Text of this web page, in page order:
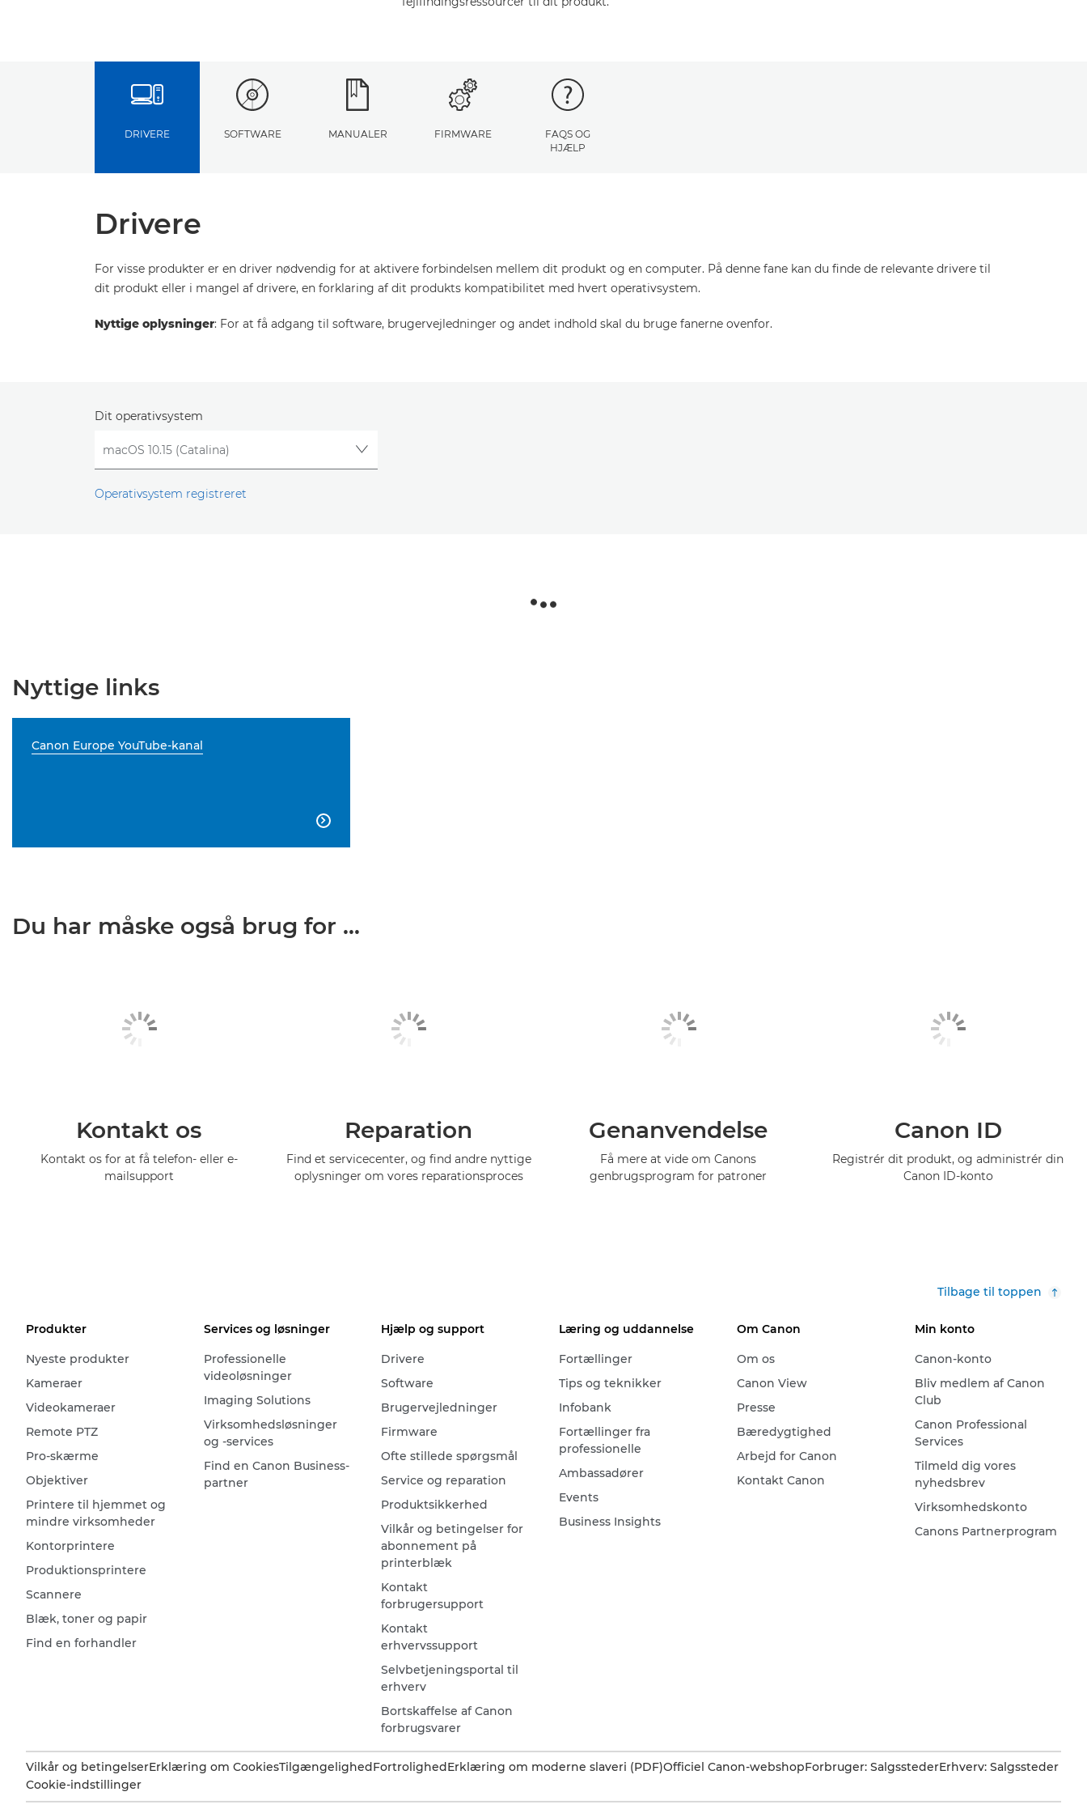
DRIVERE SOFTWARE MANUALER FIRMWARE
FAQS OG
HJÆLP
Drivere
For visse produkter er en driver nødvendig for at aktivere forbindelsen mellem dit produkt og en computer. På denne fane kan du finde de relevante drivere til
dit produkt eller i mangel af drivere, en forklaring af dit produkts kompatibilitet med hvert operativsystem.
Nyttige oplysninger: For at få adgang til software, brugervejledninger og andet indhold skal du bruge fanerne ovenfor.
Dit operativsystem
Operativsystem registreret
Nyttige links
Canon Europe YouTube-kanal

Du har måske også brug for ...
Kontakt os
Kontakt os for at få telefon- eller e-
mailsupport
Reparation
Find et servicecenter, og find andre nyttige
oplysninger om vores reparationsproces
Genanvendelse
Få mere at vide om Canons
genbrugsprogram for patroner
Canon ID
Registrér dit produkt, og administrér din
Canon ID-konto
Tilbage til toppen
Produkter
Nyeste produkter
Kameraer
Videokameraer
Remote PTZ
Pro-skærme
Objektiver
Printere til hjemmet og
mindre virksomheder
Kontorprintere
Produktionsprintere
Scannere
Blæk, toner og papir
Find en forhandler
Services og løsninger
Professionelle
videoløsninger
Imaging Solutions
Virksomhedsløsninger
og -services
Find en Canon Business-
partner
Hjælp og support
Drivere
Software
Brugervejledninger
Firmware
Ofte stillede spørgsmål
Service og reparation
Produktsikkerhed
Vilkår og betingelser for
abonnement på
printerblæk
Kontakt
forbrugersupport
Kontakt
erhvervssupport
Selvbetjeningsportal til
erhverv
Bortskaffelse af Canon
forbrugsvarer
Læring og uddannelse
Fortællinger
Tips og teknikker
Infobank
Fortællinger fra
professionelle
Ambassadører
Events
Business Insights
Om Canon
Om os
Canon View
Presse
Bæredygtighed
Arbejd for Canon
Kontakt Canon
Min konto
Canon-konto
Bliv medlem af Canon
Club
Canon Professional
Services
Tilmeld dig vores
nyhedsbrev
Virksomhedskonto
Canons Partnerprogram
Vilkår og betingelserErklæring om CookiesTilgængelighedFortrolighedErklæring om moderne slaveri (PDF)Officiel Canon-webshopForbruger: SalgsstederErhverv: Salgssteder
Cookie-indstillinger